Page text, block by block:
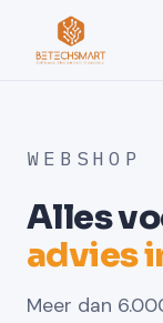
WEBSHOP
Alles
advies
Meer dan